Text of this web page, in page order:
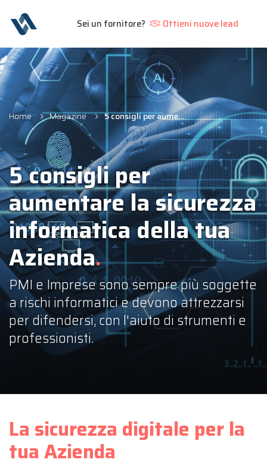
Sei un fornitore? Ottieni nuove lead
Home Magazine 5 consigli per aumentare la sicurezza informatica della tua Azienda
5 consigli per
aumentare la sicurezza
informatica della tua
Azienda
PMI e Imprese sono sempre più soggette
a rischi informatici e devono attrezzarsi
per difendersi, con l'aiuto di strumenti e
professionisti.
La sicurezza digitale per la
tua Azienda